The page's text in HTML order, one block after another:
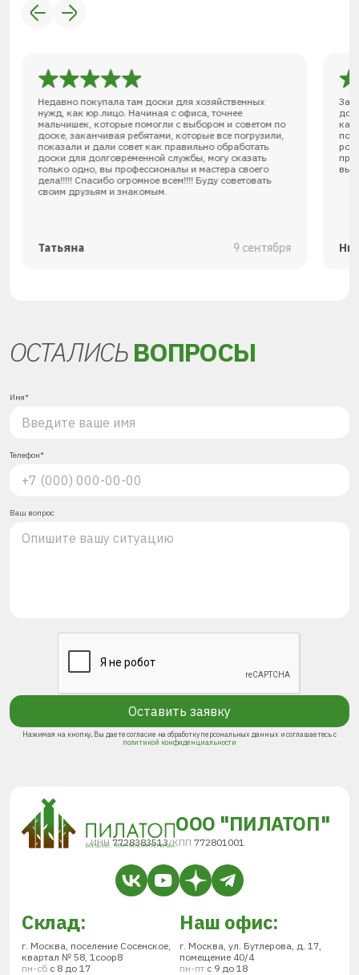
Недавно покупала там доски для хозяйственных
нужд, как юр.лицо. Начиная с офиса, точнее
мальчишек, которые помогли с выбором и советом по
доске, заканчивая ребятами, которые все погрузили,
показали и дали совет как правильно обработать
доски для долговременной службы, могу сказать
только одно, вы профессионалы и мастера своего
дела!!!!! Спасибо огромное всем!!!! Буду советовать
своим друзьям и знакомым.
Татьяна 9 сентября
ОСТАЛИСЬВОПРОСЫ
Имя*
Телефон*
Ваш вопрос
Оставить заявку
Нажимая на кнопку, Вы даете согласие на обработку персональных данных и соглашаетесь с
политикой конфиденциальности
ООО "ПИЛАТОП"
ИНН 7728383513/КПП 772801001
Склад:
г. Москва, поселение Сосенское,
квартал № 58, 1соор8
пн-сб с 8 до 17
Наш офис:
г. Москва, ул. Бутлерова, д. 17,
помещение 40/4
пн-пт с 9 до 18